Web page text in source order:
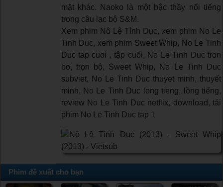
mặt khác. Naoko là một bậc thầy nổi tiếng
trong câu lạc bộ S&M.
Xem phim Nô Lệ Tình Dục, xem phim No Le
Tinh Duc, xem phim Sweet Whip, No Le Tinh
Duc tap cuoi , tập cuối, No Le Tinh Duc tron
bo, trọn bộ, Sweet Whip, No Le Tinh Duc
subviet, No Le Tinh Duc thuyet minh, thuyết
minh, No Le Tinh Duc long tieng, lồng tiếng,
review No Le Tinh Duc netflix, download, tải
phim No Le Tinh Duc tap 1
Phim đề xuất cho bạn